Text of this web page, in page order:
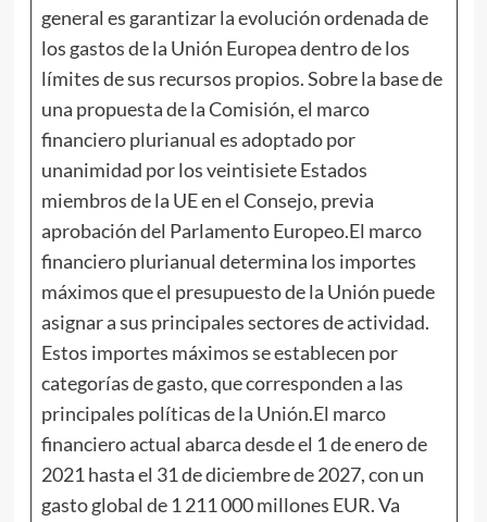
general es garantizar la evolución ordenada de
los gastos de la Unión Europea dentro de los
límites de sus recursos propios. Sobre la base de
una propuesta de la Comisión, el marco
financiero plurianual es adoptado por
unanimidad por los veintisiete Estados
miembros de la UE en el Consejo, previa
aprobación del Parlamento Europeo.El marco
financiero plurianual determina los importes
máximos que el presupuesto de la Unión puede
asignar a sus principales sectores de actividad.
Estos importes máximos se establecen por
categorías de gasto, que corresponden a las
principales políticas de la Unión.El marco
financiero actual abarca desde el 1 de enero de
2021 hasta el 31 de diciembre de 2027, con un
gasto global de 1 211 000 millones EUR. Va